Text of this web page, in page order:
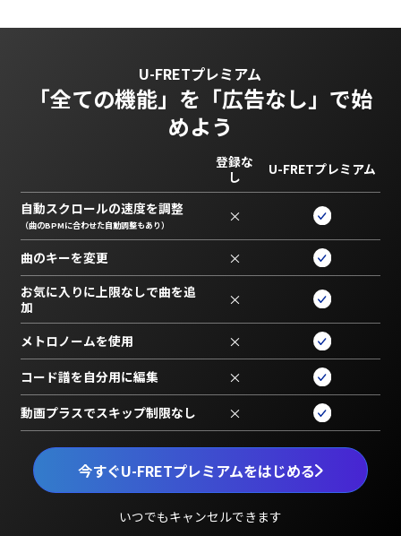
U-FRETプレミアム
「全ての機能」を 「広告なし」で始
めよう
今すぐU-FRETプレミアムをはじめる
いつでもキャンセルできます
登録な
し
U-FRETプレミアム
自動スクロールの速度を調整
（曲のBPMに合わせた自動調整もあり） ×
曲のキーを変更 ×
お気に入りに上限なしで曲を追
加
×
メトロノームを使用 ×
コード譜を自分用に編集 ×
動画プラスでスキップ制限なし ×